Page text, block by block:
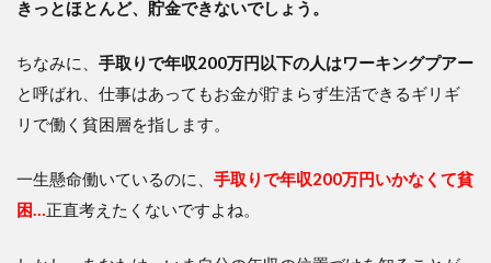
きっとほとんど、貯金できないでしょう。
ちなみに、 手取りで年収200万円以下の人はワーキングプアー
と呼ばれ、仕事はあってもお金が貯まらず生活できるギリギ
リで働く貧困層を指します。
一生懸命働いているのに、 手取りで年収200万円いかなくて貧
困…正直考えたくないですよね。